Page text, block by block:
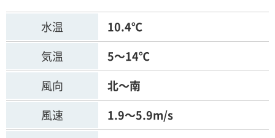
水温
10.4℃
気温
5～14℃
風向
北～南
風速
1.9～5.9m/s